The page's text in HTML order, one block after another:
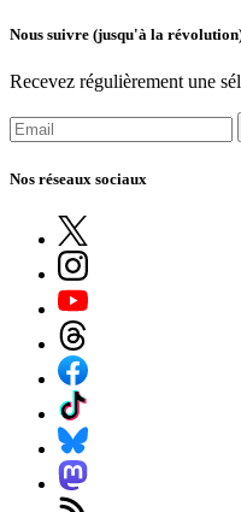
Nous suivre (jusqu'à la
Recevez régulièrement une
Nos réseaux sociaux